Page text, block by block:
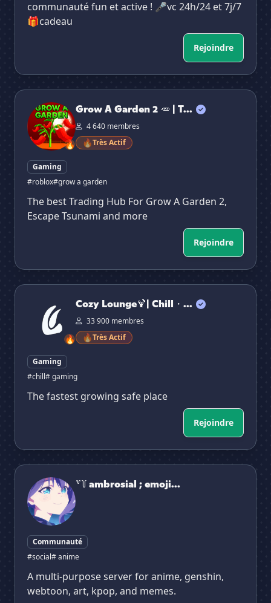
communauté fun et active ! 🎤vc 24h/24 et 7j/7
🎁cadeau
Rejoindre
Grow A Garden 2 🥕 | Trading Hub・MM・Midleman・
🔥
Grow A Garden 2 🥕 | T...
4 640 membres
🔥Très Actif
Gaming
#roblox#grow a garden
The best Trading Hub For Grow A Garden 2,
Escape Tsunami and more
Rejoindre
Cozy Lounge🍹| Chill・VC・Social・Fun・Hangout・
🔥
Cozy Lounge🍹| Chill・...
33 900 membres
🔥Très Actif
Gaming
#chill# gaming
The fastest growing safe place
Rejoindre
꒷꒦ ambrosial ; emojis n social
꒷꒦ ambrosial ; emoji...
Communauté
#social# anime
A multi-purpose server for anime, genshin,
webtoon, art, kpop, and memes.